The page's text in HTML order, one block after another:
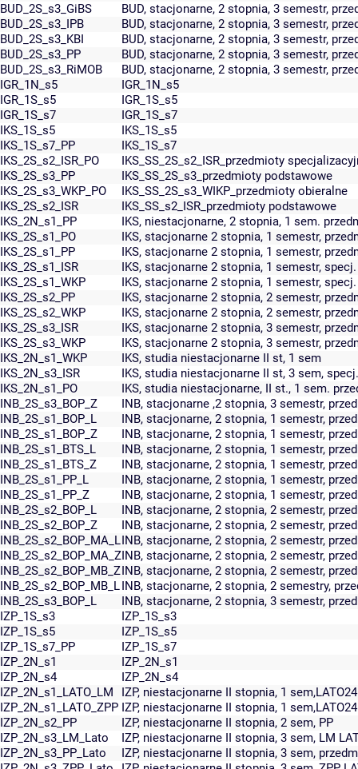
BUD_2S_s3_GiBS
BUD, stacjonarne, 2 stopnia, 3 semestr,
BUD_2S_s3_IPB
BUD, stacjonarne, 2 stopnia, 3 semestr,
BUD_2S_s3_KBI
BUD, stacjonarne, 2 stopnia, 3 semestr,
BUD_2S_s3_PP
BUD, stacjonarne, 2 stopnia, 3 semestr,
BUD_2S_s3_RiMOB
BUD, stacjonarne, 2 stopnia, 3 semestr,
IGR_1N_s5
IGR_1N_s5
IGR_1S_s5
IGR_1S_s5
IGR_1S_s7
IGR_1S_s7
IKS_1S_s5
IKS_1S_s5
IKS_1S_s7_PP
IKS_1S_s7
IKS_2S_s2_ISR_PO
IKS_SS_2S_s2_ISR_przedmioty
IKS_2S_s3_PP
IKS_SS_2S_s3_przedmioty podstawowe
IKS_2S_s3_WKP_PO
IKS_SS_2S_s3_WIKP_przedmioty obieralne
IKS_2S_s2_ISR
IKS_SS_s2_ISR_przedmioty podstawowe
IKS_2N_s1_PP
IKS, niestacjonarne, 2 stopnia, 1 sem.
IKS_2S_s1_PO
IKS, stacjonarne 2 stopnia, 1 semestr,
IKS_2S_s1_PP
IKS, stacjonarne 2 stopnia, 1 semestr,
IKS_2S_s1_ISR
IKS, stacjonarne 2 stopnia, 1 semestr, specj.
IKS_2S_s1_WKP
IKS, stacjonarne 2 stopnia, 1 semestr, specj.
IKS_2S_s2_PP
IKS, stacjonarne 2 stopnia, 2 semestr,
IKS_2S_s2_WKP
IKS, stacjonarne 2 stopnia, 2 semestr,
IKS_2S_s3_ISR
IKS, stacjonarne 2 stopnia, 3 semestr,
IKS_2S_s3_WKP
IKS, stacjonarne 2 stopnia, 3 semestr,
IKS_2N_s1_WKP
IKS, studia niestacjonarne II st, 1 sem
IKS_2N_s3_ISR
IKS, studia niestacjonarne II st, 3 sem,
IKS_2N_s1_PO
IKS, studia niestacjonarne, II st., 1 sem.
INB_2S_s3_BOP_Z
INB, stacjonarne ,2 stopnia, 3 semestr,
INB_2S_s1_BOP_L
INB, stacjonarne, 2 stopnia, 1 semestr,
INB_2S_s1_BOP_Z
INB, stacjonarne, 2 stopnia, 1 semestr,
INB_2S_s1_BTS_L
INB, stacjonarne, 2 stopnia, 1 semestr,
INB_2S_s1_BTS_Z
INB, stacjonarne, 2 stopnia, 1 semestr,
INB_2S_s1_PP_L
INB, stacjonarne, 2 stopnia, 1 semestr,
INB_2S_s1_PP_Z
INB, stacjonarne, 2 stopnia, 1 semestr,
INB_2S_s2_BOP_L
INB, stacjonarne, 2 stopnia, 2 semestr,
INB_2S_s2_BOP_Z
INB, stacjonarne, 2 stopnia, 2 semestr,
INB_2S_s2_BOP_MA_LINB, stacjonarne, 2 stopnia, 2 semestr,
INB_2S_s2_BOP_MA_ZINB, stacjonarne, 2 stopnia, 2 semestr,
INB_2S_s2_BOP_MB_ZINB, stacjonarne, 2 stopnia, 2 semestr,
INB_2S_s2_BOP_MB_LINB, stacjonarne, 2 stopnia, 2 semestry,
INB_2S_s3_BOP_L
INB, stacjonarne, 2 stopnia, 3 semestr,
IZP_1S_s3
IZP_1S_s3
IZP_1S_s5
IZP_1S_s5
IZP_1S_s7_PP
IZP_1S_s7
IZP_2N_s1
IZP_2N_s1
IZP_2N_s4
IZP_2N_s4
IZP_2N_s1_LATO_LM
IZP, niestacjonarne II stopnia, 1
IZP_2N_s1_LATO_ZPP IZP, niestacjonarne II stopnia, 1
IZP_2N_s2_PP
IZP, niestacjonarne II stopnia, 2 sem, PP
IZP_2N_s3_LM_Lato
IZP, niestacjonarne II stopnia, 3 sem, LM
IZP_2N_s3_PP_Lato
IZP, niestacjonarne II stopnia, 3 sem,